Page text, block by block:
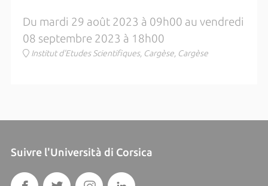
Du mardi 29 août 2023 à 09h00 au vendredi
08 septembre 2023 à 18h00
Institut d'Etudes Scientifiques, Cargèse, Cargèse
Suivre l'Università di Corsica